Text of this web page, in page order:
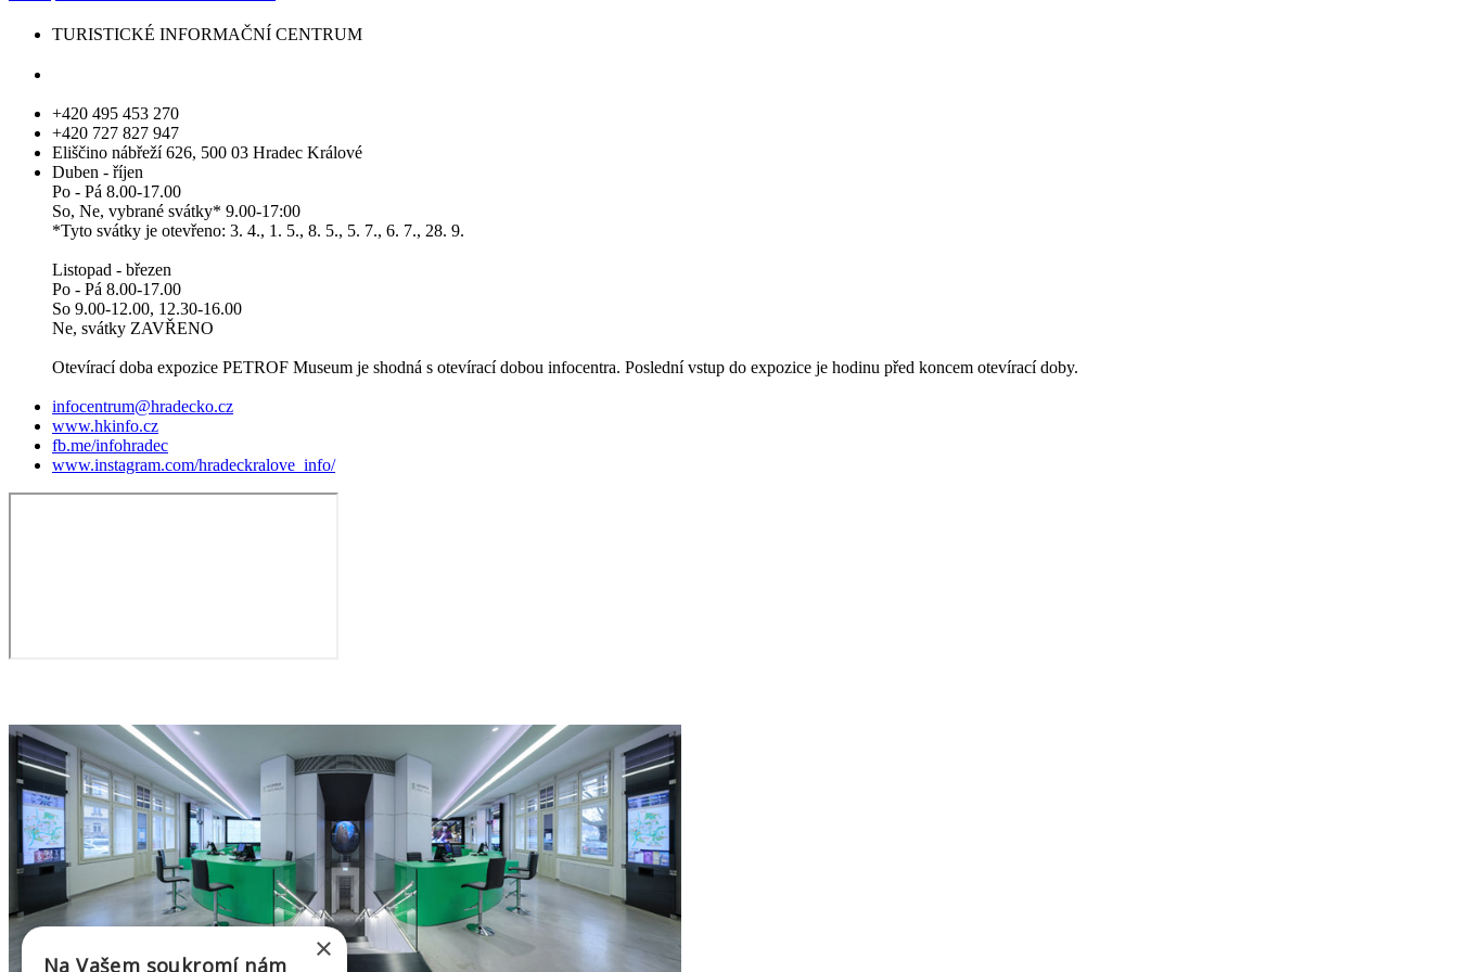
TURISTICKÉ INFORMAČNÍ CENTRUM
+420 495 453 270
+420 727 827 947
Eliščino nábřeží 626, 500 03 Hradec Králové
Duben - říjen
Po - Pá 8.00-17.00
So, Ne, vybrané svátky* 9.00-17:00
*Tyto svátky je otevřeno: 3. 4., 1. 5., 8. 5., 5. 7., 6. 7., 28. 9.
Listopad - březen
Po - Pá 8.00-17.00
So 9.00-12.00, 12.30-16.00
Ne, svátky ZAVŘENO
Otevírací doba expozice PETROF Museum je shodná s otevírací dobou infocentra. Poslední vstup do expozice je hodinu před koncem otevírací doby.
infocentrum@hradecko.cz
www.hkinfo.cz
fb.me/infohradec
www.instagram.com/hradeckralove_info/
×
Na Vašem soukromí nám